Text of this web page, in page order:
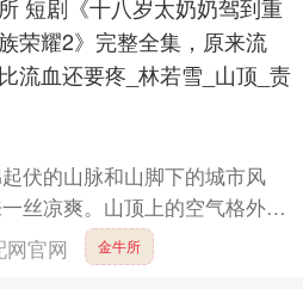
短剧《十八岁太奶奶驾到重
荣耀2》完整全集，原来流
流血还要疼_林若雪_山顶_责
伏的山脉和山脚下的城市风
丝凉爽。山顶上的空气格外清
边的云朵仿佛触手可及，变幻
网官网 金牛所